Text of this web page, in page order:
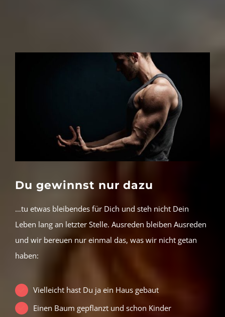
Du gewinnst nur dazu
…tu etwas bleibendes für Dich und steh nicht Dein
Leben lang an letzter Stelle. Ausreden bleiben Ausreden
und wir bereuen nur einmal das, was wir nicht getan
haben:
Vielleicht hast Du ja ein Haus gebaut
Einen Baum gepflanzt und schon Kinder